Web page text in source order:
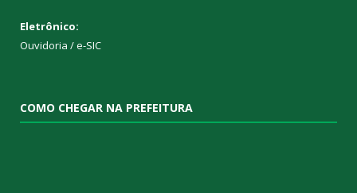
Eletrônico:
Ouvidoria /e-SIC
COMO CHEGAR NA PREFEITURA